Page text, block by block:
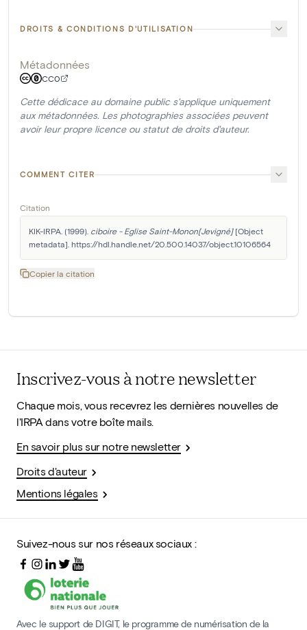
DROITS & CONDITIONS D'UTILISATION
Métadonnées
CC0
Cette dédicace au domaine public s'applique uniquement
aux métadonnées. Les photographies associées peuvent
avoir leur propre licence ou statut de droits d'auteur.
COMMENT CITER
Citation
KIK-IRPA. (1999). ciboire - Eglise Saint-Monon[Jevigné] [Object
metadata]. https://hdl.handle.net/20.500.14037/object.10106564
Copier la citation
Inscrivez-vous à notre newsletter
Chaque mois, vous recevrez les dernières nouvelles de
l'IRPA dans votre boîte mails.
En savoir plus sur notre newsletter
Droits d'auteur
Mentions légales
Suivez-nous sur nos réseaux sociaux :
Avec le support de DIGIT, le programme de numérisation de la